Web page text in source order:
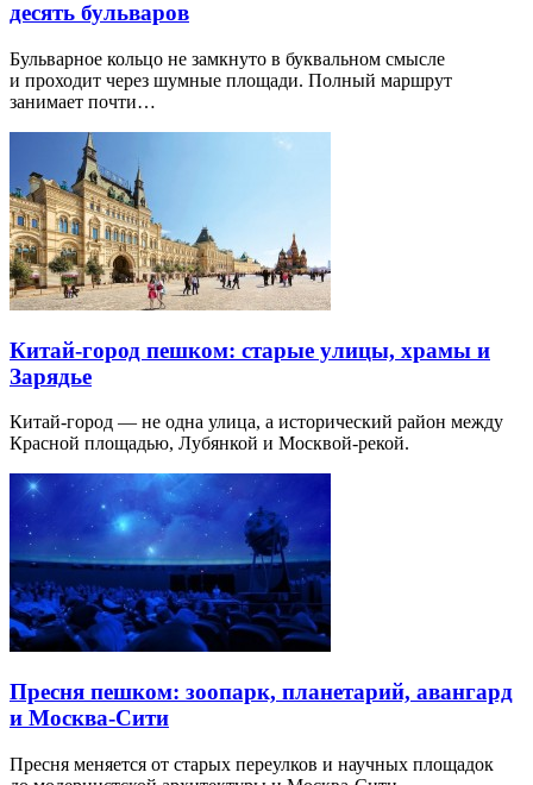
десять бульваров
Бульварное кольцо не замкнуто в буквальном смысле
и проходит через шумные площади. Полный маршрут
занимает почти…
Китай-город пешком: старые улицы, храмы и
Зарядье
Китай-город — не одна улица, а исторический район между
Красной площадью, Лубянкой и Москвой-рекой.
Пресня пешком: зоопарк, планетарий, авангард
и Москва-Сити
Пресня меняется от старых переулков и научных площадок